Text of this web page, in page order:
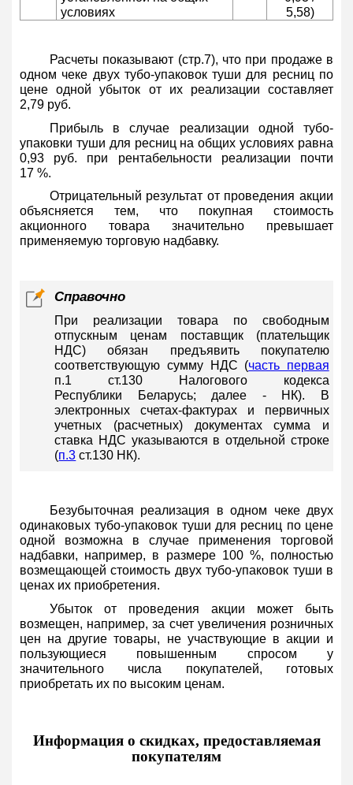
условиях
5,58)
Расчеты показывают (стр.7), что при продаже в
одном чеке двух тубо-упаковок туши для ресниц по
цене одной убыток от их реализации составляет
2,79 руб.
Прибыль в случае реализации одной тубо-
упаковки туши для ресниц на общих условиях равна
0,93 руб. при рентабельности реализации почти
17 %.
Отрицательный результат от проведения акции
объясняется тем, что покупная стоимость
акционного товара значительно превышает
применяемую торговую надбавку.
Справочно
При реализации товара по свободным
отпускным ценам поставщик (плательщик
НДС) обязан предъявить покупателю
соответствующую сумму НДС (часть первая
п.1 ст.130 Налогового кодекса
Республики Беларусь; далее - НК). В
электронных счетах-фактурах и первичных
учетных (расчетных) документах сумма и
ставка НДС указываются в отдельной строке
(п.3 ст.130 НК).
Безубыточная реализация в одном чеке двух
одинаковых тубо-упаковок туши для ресниц по цене
одной возможна в случае применения торговой
надбавки, например, в размере 100 %, полностью
возмещающей стоимость двух тубо-упаковок туши в
ценах их приобретения.
Убыток от проведения акции может быть
возмещен, например, за счет увеличения розничных
цен на другие товары, не участвующие в акции и
пользующиеся повышенным спросом у
значительного числа покупателей, готовых
приобретать их по высоким ценам.
Информация о скидках, предоставляемая
покупателям